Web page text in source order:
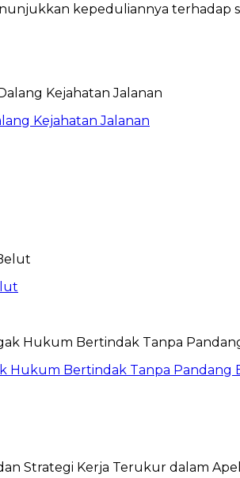
kepeduliannya
Kejahatan Jalanan
Hukum Bertindak Tanpa Pandang